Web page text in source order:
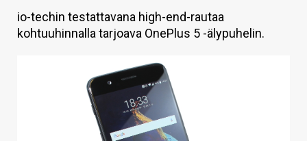
TIETOA
io-techin testattavana high-end-rautaa
kohtuuhinnalla tarjoava OnePlus 5 -älypuhelin.